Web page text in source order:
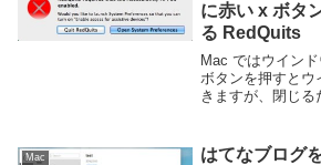
に赤い x ボタ
る RedQuits
Mac ではウイン
ボタンを押すと
きますが、閉じる
ケーションが多
のノリでもう不
しても command
Mac
はてなブログ